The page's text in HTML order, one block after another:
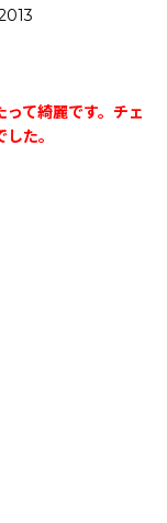
て綺麗です。チェ
た。